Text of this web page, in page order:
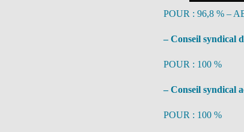
POUR : 96,8 % –
– Conseil syndical
POUR : 100 %
– Conseil syndical
POUR : 100 %